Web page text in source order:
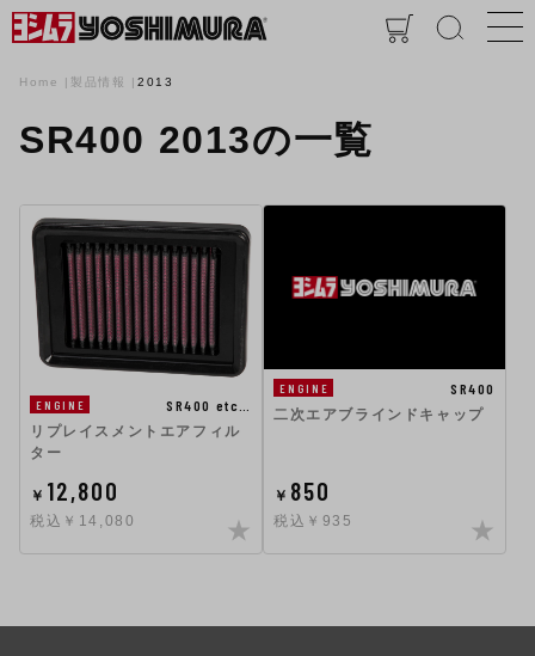
Home 製品情報 2013
SR400 2013の一覧
ENGINE
SR400 etc…
リプレイスメントエアフィル
ター
￥ 12,800
税込￥14,080
ENGINE
SR400
二次エアブラインドキャップ
￥ 850
税込￥935